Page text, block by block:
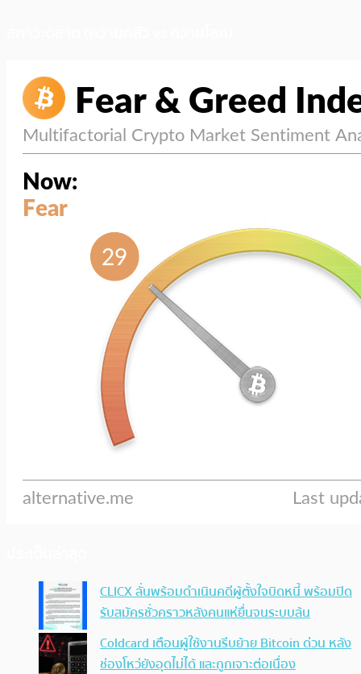
CLICX ลั่นพร้อมดำเนินคดีผู้ตั้งใจบิดหนี้ พร้อมปิด
รับสมัครชั่วคราวหลังคนแห่ยื่นจนระบบล้น
Coldcard เตือนผู้ใช้งานรีบย้าย Bitcoin ด่วน หลัง
ช่องโหว่ยังอุดไม่ได้ และถูกเจาะต่อเนื่อง